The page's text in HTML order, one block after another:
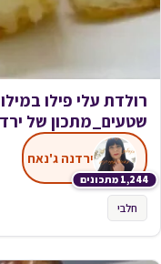
רולדת עלי פילו
שטעים_מתכון של
1,244 מתכונים
ירדנה ג'נאח
חלבי